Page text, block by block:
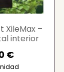
XileMax –
interior
€